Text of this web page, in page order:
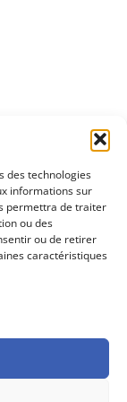
des technologies
informations sur
permettra de traiter
ou des
ou de retirer
caractéristiques